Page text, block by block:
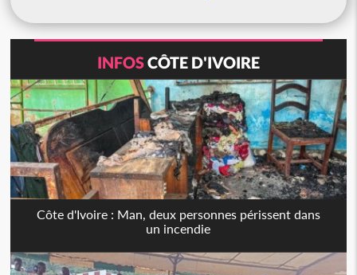
INFOSCÔTE D'IVOIRE
Côte d'Ivoire : Man, deux personnes périssent dans
un incendie